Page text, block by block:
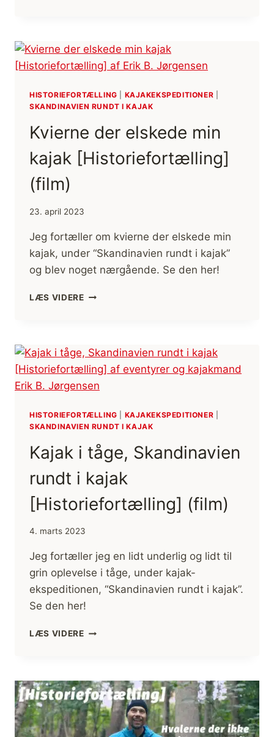
RUNDT
I
KAJAK
(FILM)
HISTORIEFORTÆLLING KAJAKEKSPEDITIONER
SKANDINAVIEN RUNDT I KAJAK
Kvierne der elskede min
kajak [Historiefortælling]
(film)
23. april 2023
Jeg fortæller om kvierne der elskede min
kajak, under “Skandinavien rundt i kajak”
og blev noget nærgående. Se den her!
LÆS VIDEREKVIERNE
[HISTORIEFORTÆLLING]
(FILM)
HISTORIEFORTÆLLING KAJAKEKSPEDITIONER
SKANDINAVIEN RUNDT I KAJAK
Kajak i tåge, Skandinavien
rundt i kajak
[Historiefortælling] (film)
4. marts 2023
Jeg fortæller jeg en lidt underlig og lidt til
grin oplevelse i tåge, under kajak-
ekspeditionen, “Skandinavien rundt i kajak”.
Se den her!
LÆS VIDEREKAJAK
RUNDT
I
KAJAK
[HISTORIEFORTÆLLING]
(FILM)